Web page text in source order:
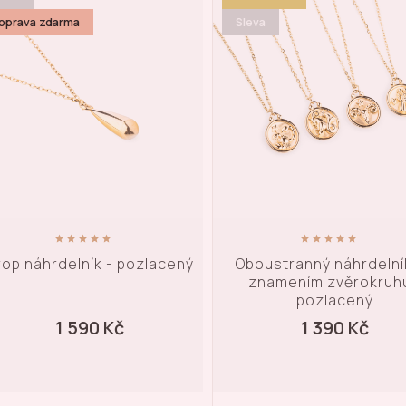
náhrdelník se
1 390 Kč
Sleva
Náhrdelník s mušlí a
pozlacený
1 290 Kč